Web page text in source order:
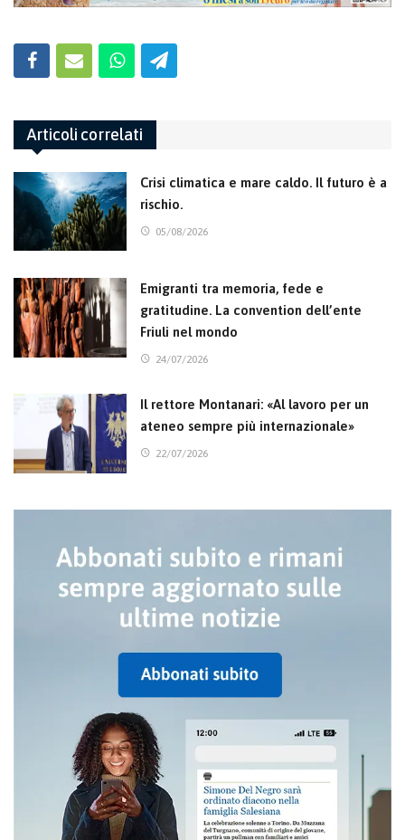
Articoli correlati
Crisi climatica e mare caldo. Il futuro è a
rischio.
05/08/2026
Emigranti tra memoria, fede e
gratitudine. La convention dell’ente
Friuli nel mondo
24/07/2026
Il rettore Montanari: «Al lavoro per un
ateneo sempre più internazionale»
22/07/2026